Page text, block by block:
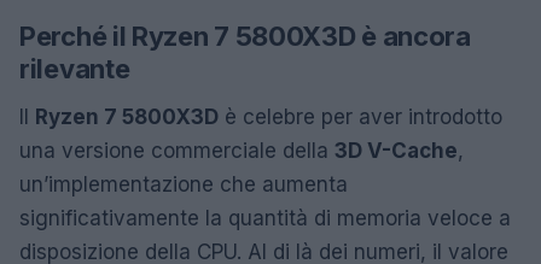
Perché il Ryzen 7 5800X3D è ancora
rilevante
Il Ryzen 7 5800X3D è celebre per aver introdotto
una versione commerciale della 3D V-Cache,
un’implementazione che aumenta
significativamente la quantità di memoria veloce a
disposizione della CPU. Al di là dei numeri, il valore